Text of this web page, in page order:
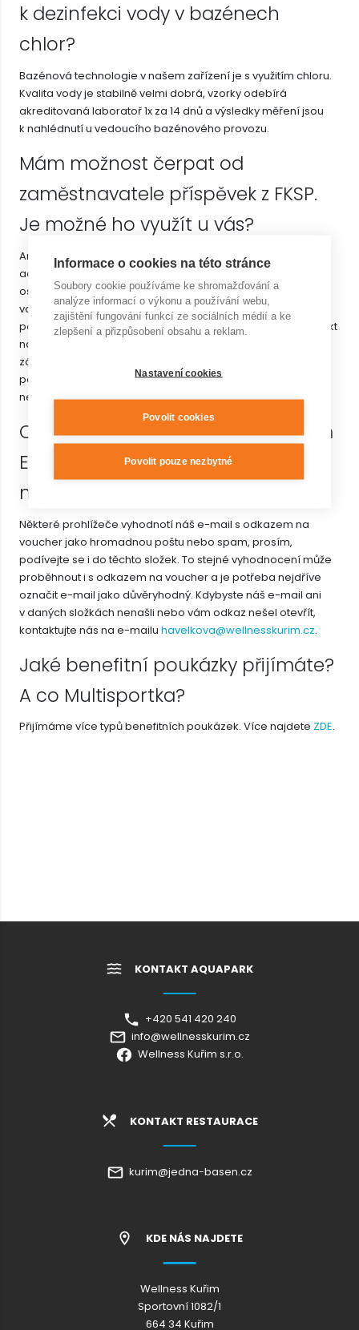
k dezinfekci vody v bazénech
chlor?
Bazénová technologie v našem zařízení je s využitím chloru.
Kvalita vody je stabilně velmi dobrá, vzorky odebírá
akreditovaná laboratoř 1x za 14 dnů a výsledky měření jsou
k nahlédnutí u vedoucího bazénového provozu.
Mám možnost čerpat od
zaměstnavatele příspěvek z FKSP.
Je možné ho využít u vás?
Ano, stačí zaslat objednávku na e-mailovou
adresu
osobně. V objednávce, prosím, uveďte fakturační údaje
vašeho zaměstnavatele, text, který zaměstnavatel
požadujeme mít na faktuře uvedený, výši příspěvku a kontakt
na Vás. Po uhrazení faktury je možné částku vložit na
zákaznickou kartu, abonentní hodinky nebo vytisknout
poukazy. Pokud máte jakékoliv dotazy, tak se na nás
neváhejte obrátit.
Objednal jsem si poukaz na vašem
E-shopu, ale poukaz mi nedošel
nebo mi nejde otevřít.
Některé prohlížeče vyhodnotí náš e-mail s odkazem na
voucher jako hromadnou poštu nebo spam, prosím,
podívejte se i do těchto složek. To stejné vyhodnocení může
proběhnout i s odkazem na voucher a je potřeba nejdříve
označit e-mail jako důvěryhodný. Kdybyste náš e-mail ani
v daných složkách nenašli nebo vám odkaz nešel otevřít,
kontaktujte nás na e-mailuhavelkova@wellnesskurim.cz.
Jaké benefitní poukázky přijímáte?
A co Multisportka?
Přijímáme více typů benefitních poukázek. Více najdete ZDE.
KONTAKT AQUAPARK
+420 541 420 240
info@wellnesskurim.cz
Wellness Kuřim s.r.o.
KONTAKT RESTAURACE
kurim@jedna-basen.cz
KDE NÁS NAJDETE
Wellness Kuřim
Sportovní 1082/1
664 34 Kuřim
Informace o cookies na této stránce
Soubory cookie používáme ke shromažďování a
analýze informací o výkonu a používání webu,
zajištění fungování funkcí ze sociálních médií a ke
zlepšení a přizpůsobení obsahu a reklam.
Nastavení cookies
Povolit cookies
Povolit pouze nezbytné